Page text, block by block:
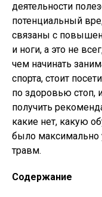
деятельности
потенциальный
связаны с
и ноги, а это не
чем начинать
спорта, стоит
по здоровью стоп,
получить
какие нет, какую
было максимально
травм.
Содержание